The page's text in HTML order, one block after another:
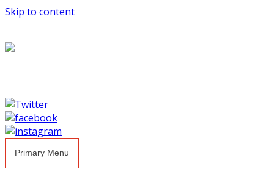
Skip to content
Primary Menu